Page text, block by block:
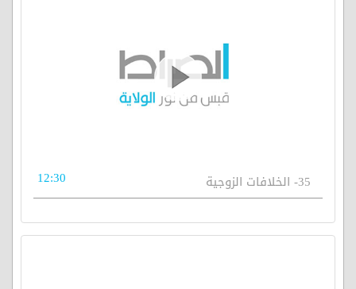
35- الخلافات الزوجية 12:30